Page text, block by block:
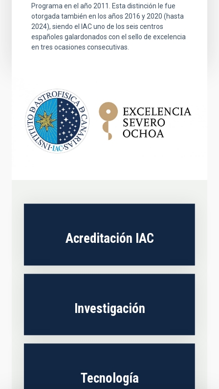
Programa en el año 2011. Esta distinción le fue
otorgada también en los años 2016 y 2020 (hasta
2024), siendo el IAC uno de los seis centros
españoles galardonados con el sello de excelencia
en tres ocasiones consecutivas.
Acreditación IAC
Investigación
Tecnología